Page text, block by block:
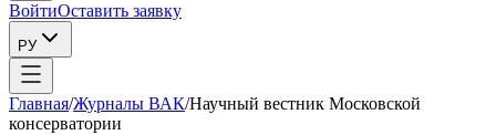
ВойтиОставить заявку
РУ
Главная/Журналы ВАК/Научный вестник Московской
консерватории